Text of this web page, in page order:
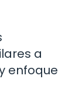
a
enfoque